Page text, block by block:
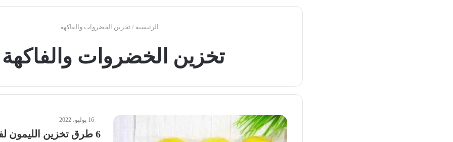
الرئيسية / تخزين الخضروات والفاكهة
تخزين الخضروات والفاكهة
16 يوليو، 2022
6 طرق تخزين الليمون